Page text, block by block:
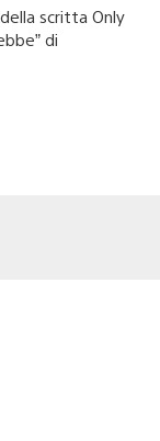
scritta Only
di